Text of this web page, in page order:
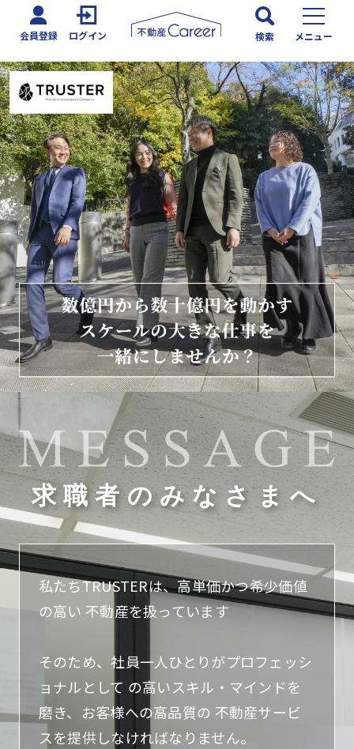
会員登録 ログイン 検索 メニュー
求職者のみなさまへ
私たちTRUSTERは、高単価かつ希少価値
の高い 不動産を扱っています
そのため、社員一人ひとりがプロフェッシ
ョナルとして の高いスキル・マインドを
磨き、お客様への高品質の 不動産サービ
スを提供しなければなりません。